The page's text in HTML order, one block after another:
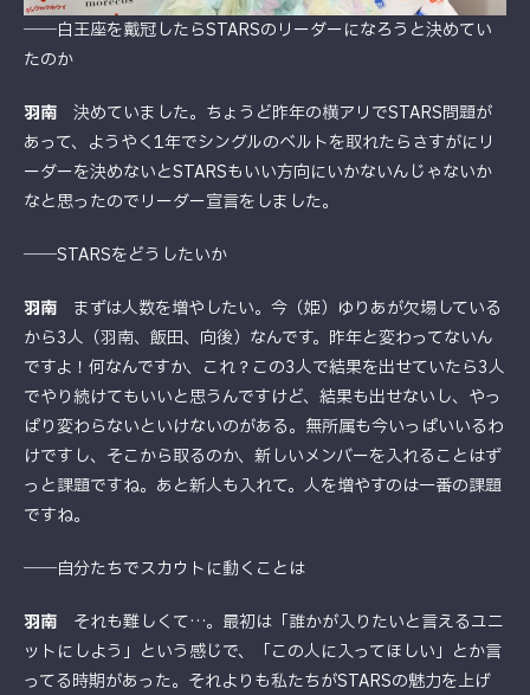
――白王座を戴冠したらSTARSのリーダーになろうと決めてい
たのか
羽南 決めていました。ちょうど昨年の横アリでSTARS問題が
あって、ようやく1年でシングルのベルトを取れたらさすがにリ
ーダーを決めないとSTARSもいい方向にいかないんじゃないか
なと思ったのでリーダー宣言をしました。
――STARSをどうしたいか
羽南 まずは人数を増やしたい。今（姫）ゆりあが欠場している
から3人（羽南、飯田、向後）なんです。昨年と変わってないん
ですよ！何なんですか、これ？この3人で結果を出せていたら3人
でやり続けてもいいと思うんですけど、結果も出せないし、やっ
ぱり変わらないといけないのがある。無所属も今いっぱいいるわ
けですし、そこから取るのか、新しいメンバーを入れることはず
っと課題ですね。あと新人も入れて。人を増やすのは一番の課題
ですね。
――自分たちでスカウトに動くことは
羽南 それも難しくて…。最初は「誰かが入りたいと言えるユニ
ットにしよう」という感じで、「この人に入ってほしい」とか言
ってる時期があった。それよりも私たちがSTARSの魅力を上げ